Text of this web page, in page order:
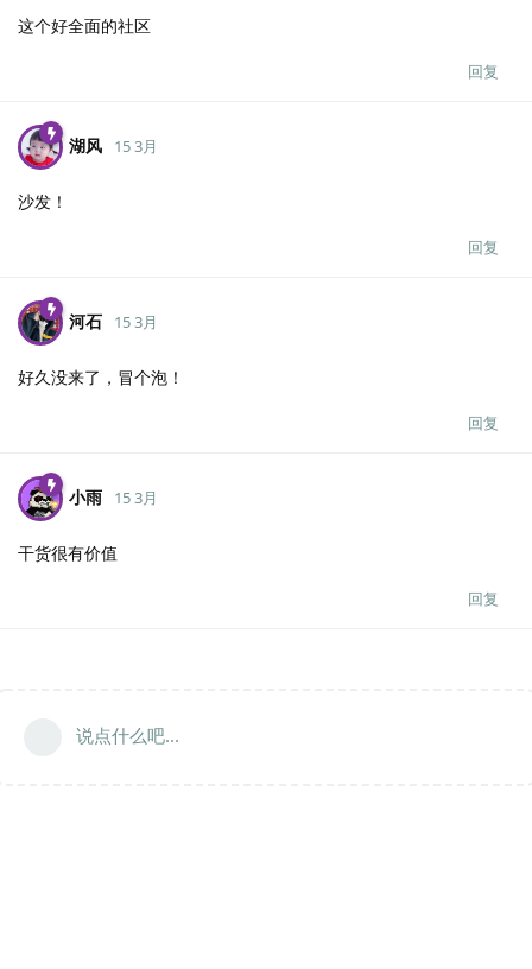
这个好全面的社区
回复
湖风 15 3月
沙发！
回复
河石 15 3月
好久没来了，冒个泡！
回复
小雨 15 3月
干货很有价值
回复
说点什么吧...